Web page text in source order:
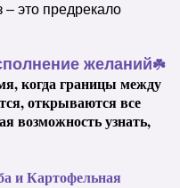
это предрекало
желаний☘️
когда границы между
открываются все
возможность узнать,
и Картофельная